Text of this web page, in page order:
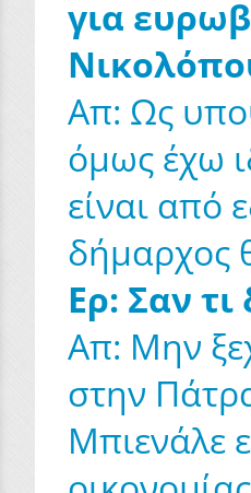
για
Απ: Ως
όμως έχω
είναι από
δήμαρχος
Ερ: Σαν
Απ: Μην
στην
Μπιενάλε